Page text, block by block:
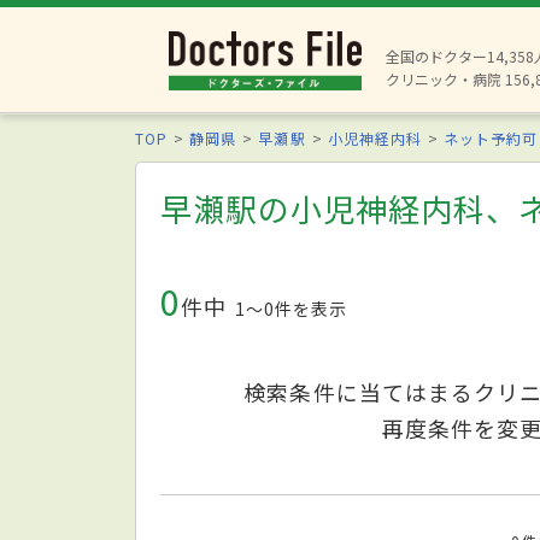
全国のドクター14,358
クリニック・病院
TOP 静岡県 早瀬駅 小児神経内科 ネット予約可
早瀬駅の小児神経内科、
0件中 1〜0件を表示
検索条件に当てはまるクリ
再度条件を変